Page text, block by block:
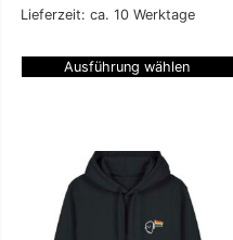
Lieferzeit: ca. 10 Werktage
Ausführung wählen